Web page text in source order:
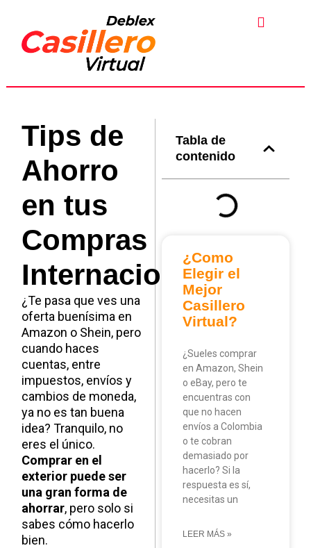
contenido
Tips de
Ahorro
en tus
Compras
Internacionales
¿Te pasa que ves una
oferta buenísima en
Amazon o Shein, pero
cuando haces
cuentas, entre
impuestos, envíos y
cambios de moneda,
ya no es tan buena
idea? Tranquilo, no
eres el único.
Comprar en el
exterior puede ser
una gran forma de
ahorrar, pero solo si
sabes cómo hacerlo
bien.
Tabla de
contenido
¿Como
Elegir el
Mejor
Casillero
Virtual?
¿Sueles comprar
en Amazon, Shein
o eBay, pero te
encuentras con
que no hacen
envíos a Colombia
o te cobran
demasiado por
hacerlo? Si la
respuesta es sí,
necesitas un
LEER MÁS »